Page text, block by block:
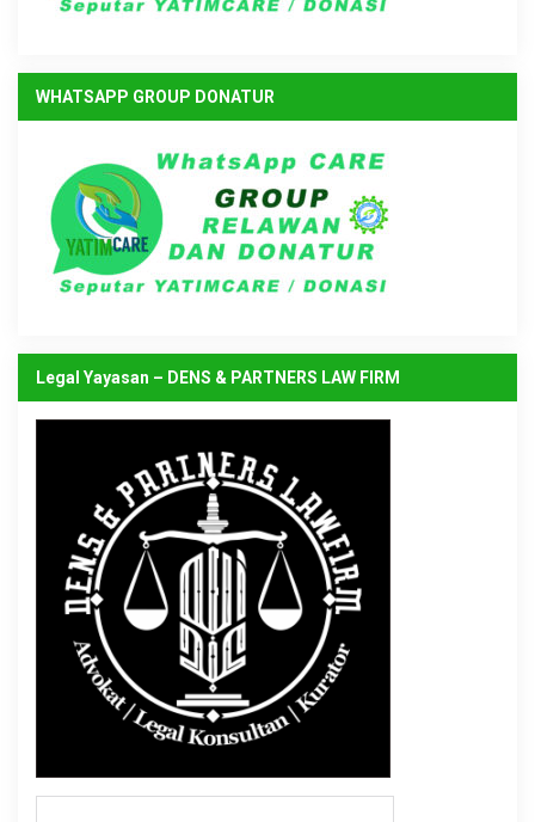
WHATSAPP GROUP DONATUR
Legal Yayasan – DENS & PARTNERS LAW FIRM